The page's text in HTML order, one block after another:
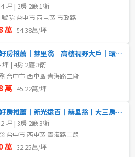
坪 | 2房 2廳 1衛
號院 台中市 西屯區 市政路
萬 54.38萬/坪
西屯好房推薦丨赫里翁｜高樓視野大戶｜環視七期美景
坪 | 4房 2廳 3衛
台中市 西屯區 青海路二段
萬 45.22萬/坪
西屯好房推薦丨新光遠百丨赫里翁丨大三房雙平車
坪 | 3房 2廳 3衛
台中市 西屯區 青海路二段
萬 32.25萬/坪